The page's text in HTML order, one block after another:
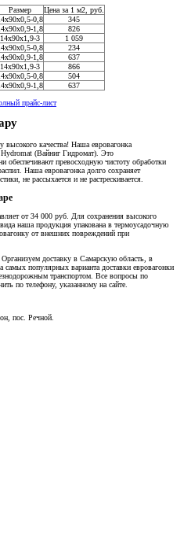
Размер
Цена за 1 м2, руб.
0,8
345
1,8
826
14x90x1,9-3
1 059
0,8
234
1,8
637
14x90x1,9-3
866
0,8
504
1,8
637
прайс-лист
качества! Наша евровагонка
Hydromat (Вайниг Гидромат). Это
обеспечивают превосходную чистоту обработки
Наша евровагонка долго сохраняет
не рассыхается и не растрескивается.
от 34 000 руб. Для сохранения высокого
наша продукция упакована в термоусадочную
от внешних повреждений при
доставку в Самарскую область, в
популярных варианта доставки евровагонки
транспортом. Все вопросы по
по телефону, указанному на сайте.
пос. Речной.